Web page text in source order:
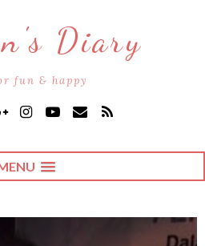
Diary
fun & happy